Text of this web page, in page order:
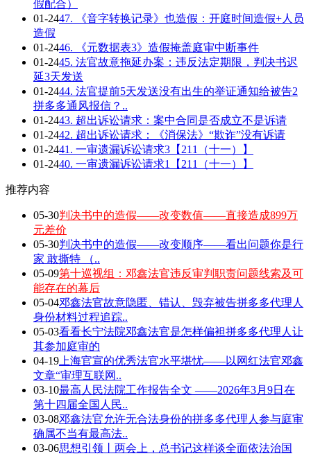
假配合）
01-2447. 《音字转换记录》也造假：开庭时间造假+人员
造假
01-2446. 《元数据表3》造假掩盖庭审中断事件
01-2445. 法官故意拖延办案：违反法定期限，判决书迟
延3天发送
01-2444. 法官提前5天发送没有出生的举证通知给被告2
拼多多通风报信？..
01-2443. 超出诉讼请求：案中合同是否成立不是诉请
01-2442. 超出诉讼请求：《消保法》“欺诈”没有诉请
01-2441. 一审遗漏诉讼请求3【211（十一）】
01-2440. 一审遗漏诉讼请求1【211（十一）】
推荐内容
05-30判决书中的造假——改变数值——直接造成899万
元差价
05-30判决书中的造假——改变顺序——看出问题你是行
家 敢撕特 （..
05-09第十巡视组：邓鑫法官违反审判职责问题线索及可
能存在的幕后
05-04邓鑫法官故意隐匿、错认、毁弃被告拼多多代理人
身份材料过程追踪..
05-03看看长宁法院邓鑫法官是怎样偏袒拼多多代理人让
其参加庭审的
04-19 上海官宣的优秀法官水平堪忧——以网红法官邓鑫
文章“审理互联网..
03-10最高人民法院工作报告全文 ——2026年3月9日在
第十四届全国人民..
03-08邓鑫法官允许无合法身份的拼多多代理人参与庭审
确属不当有最高法..
03-06思想引领丨两会上，总书记这样谈全面依法治国